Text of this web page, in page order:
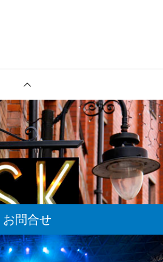
お問合せ